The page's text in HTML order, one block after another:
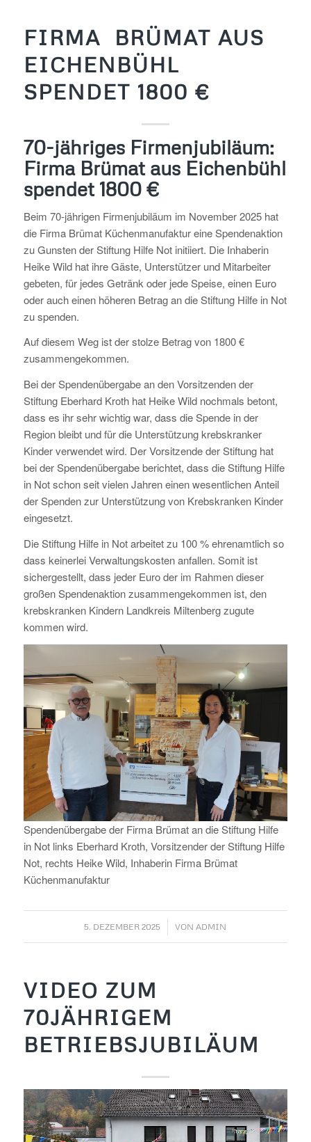
FIRMA BRÜMAT AUS
EICHENBÜHL
SPENDET 1800 €
70-jähriges Firmenjubiläum:
Firma Brümat aus Eichenbühl
spendet 1800 €
Beim 70-jährigen Firmenjubiläum im November 2025 hat
die Firma Brümat Küchenmanufaktur eine Spendenaktion
zu Gunsten der Stiftung Hilfe Not initiiert. Die Inhaberin
Heike Wild hat ihre Gäste, Unterstützer und Mitarbeiter
gebeten, für jedes Getränk oder jede Speise, einen Euro
oder auch einen höheren Betrag an die Stiftung Hilfe in Not
zu spenden.
Auf diesem Weg ist der stolze Betrag von 1800 €
zusammengekommen.
Bei der Spendenübergabe an den Vorsitzenden der
Stiftung Eberhard Kroth hat Heike Wild nochmals betont,
dass es ihr sehr wichtig war, dass die Spende in der
Region bleibt und für die Unterstützung krebskranker
Kinder verwendet wird. Der Vorsitzende der Stiftung hat
bei der Spendenübergabe berichtet, dass die Stiftung Hilfe
in Not schon seit vielen Jahren einen wesentlichen Anteil
der Spenden zur Unterstützung von Krebskranken Kinder
eingesetzt.
Die Stiftung Hilfe in Not arbeitet zu 100 % ehrenamtlich so
dass keinerlei Verwaltungskosten anfallen. Somit ist
sichergestellt, dass jeder Euro der im Rahmen dieser
großen Spendenaktion zusammengekommen ist, den
krebskranken Kindern Landkreis Miltenberg zugute
kommen wird.
Spendenübergabe der Firma Brümat an die Stiftung Hilfe
in Not links Eberhard Kroth, Vorsitzender der Stiftung Hilfe
Not, rechts Heike Wild, Inhaberin Firma Brümat
Küchenmanufaktur
5. DEZEMBER 2025
/ VON ADMIN
VIDEO ZUM
70JÄHRIGEM
BETRIEBSJUBILÄUM